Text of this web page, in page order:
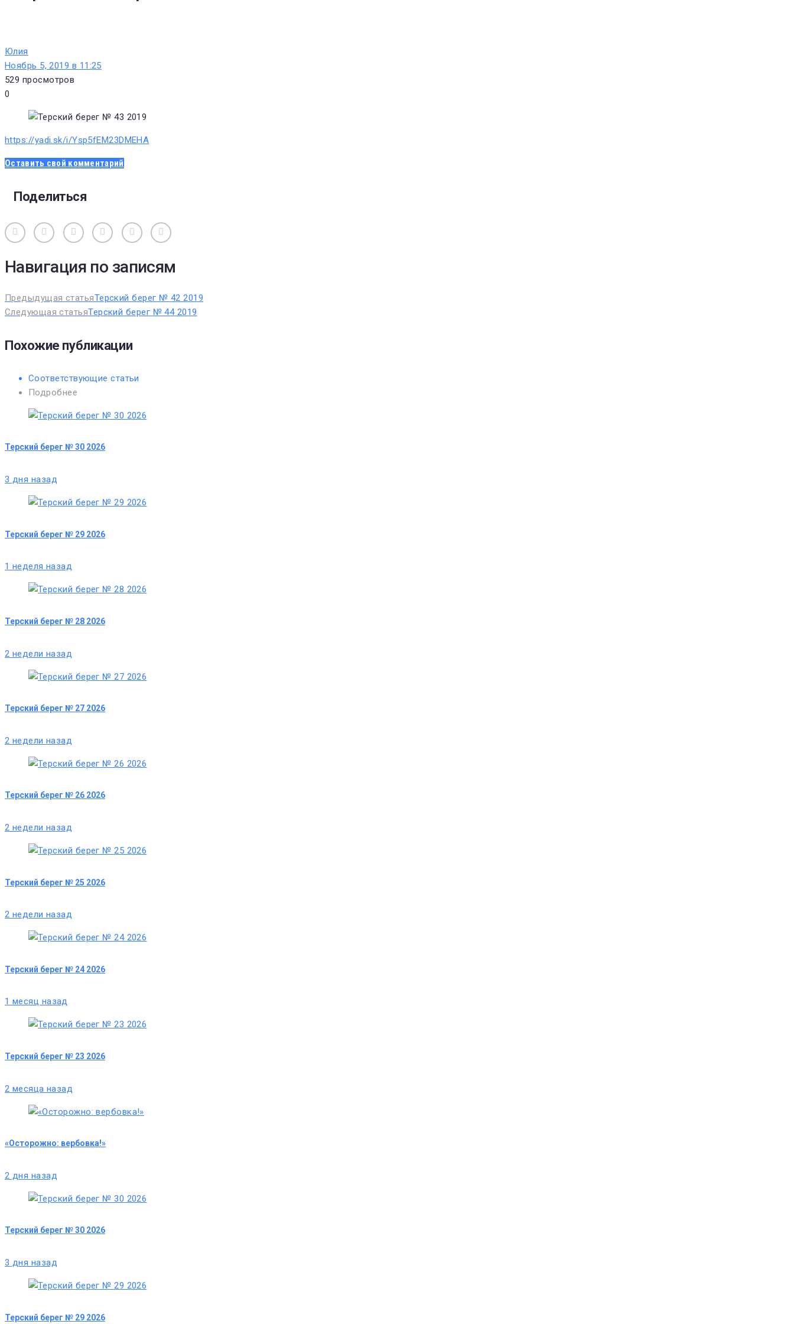
Юлия
Ноябрь 5, 2019 в 11:25
529 просмотров
0
https://yadi.sk/i/Ysp5fEM23DMEHA
Оставить свой комментарий
Поделиться
ВконтактеОдноклассники
FacebookTwitter Google+
Навигация по записям
Предыдущая статьяТерский берег № 42 2019
Следующая статьяТерский берег № 44 2019
Похожие публикации
Соответствующие статьи
Подробнее
Терский берег № 30 2026
3 дня назад
Терский берег № 29 2026
1 неделя назад
Терский берег № 28 2026
2 недели назад
Терский берег № 27 2026
2 недели назад
Терский берег № 26 2026
2 недели назад
Терский берег № 25 2026
2 недели назад
Терский берег № 24 2026
1 месяц назад
Терский берег № 23 2026
2 месяца назад
«Осторожно: вербовка!»
2 дня назад
Терский берег № 30 2026
3 дня назад
Терский берег № 29 2026